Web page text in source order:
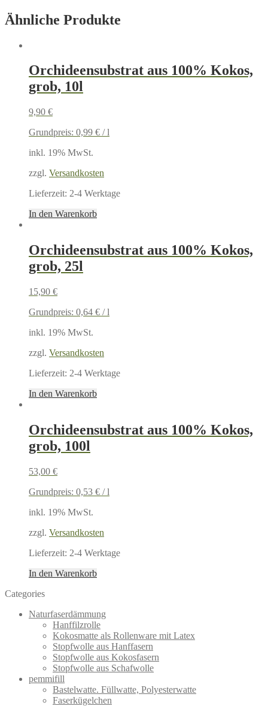
Ähnliche Produkte
Orchideensubstrat aus 100% Kokos,
grob, 10l
9,90 €
Grundpreis: 0,99 € /l
inkl. 19% MwSt.
zzgl. Versandkosten
Lieferzeit: 2-4 Werktage
In den Warenkorb
Orchideensubstrat aus 100% Kokos,
grob, 25l
15,90 €
Grundpreis: 0,64 € /l
inkl. 19% MwSt.
zzgl. Versandkosten
Lieferzeit: 2-4 Werktage
In den Warenkorb
Orchideensubstrat aus 100% Kokos,
grob, 100l
53,00 €
Grundpreis: 0,53 € /l
inkl. 19% MwSt.
zzgl. Versandkosten
Lieferzeit: 2-4 Werktage
In den Warenkorb
Categories
Naturfaserdämmung
Hanffilzrolle
Kokosmatte als Rollenware mit Latex
Stopfwolle aus Hanffasern
Stopfwolle aus Kokosfasern
Stopfwolle aus Schafwolle
pemmifill
Bastelwatte. Füllwatte, Polyesterwatte
Faserkügelchen